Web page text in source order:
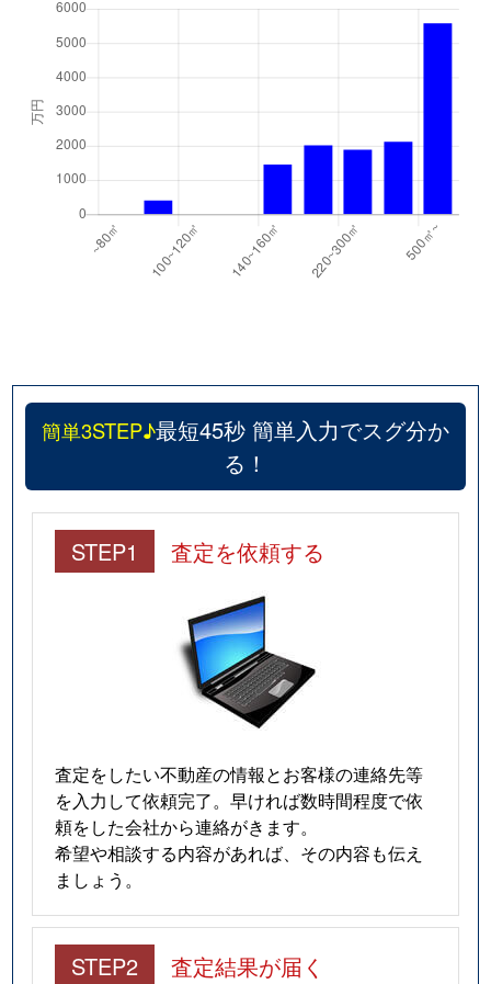
簡単3STEP♪最短45秒 簡単入力でスグ分か
る！
STEP1 査定を依頼する
査定をしたい不動産の情報とお客様の連絡先等
を入力して依頼完了。早ければ数時間程度で依
頼をした会社から連絡がきます。
希望や相談する内容があれば、その内容も伝え
ましょう。
STEP2 査定結果が届く